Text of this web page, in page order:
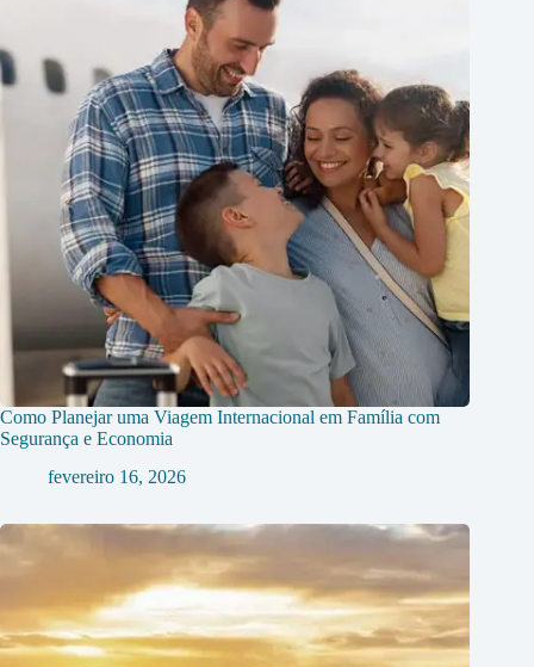
Como Planejar uma Viagem Internacional em Família com
Segurança e Economia
fevereiro 16, 2026